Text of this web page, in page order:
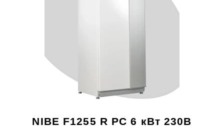
NIBE F1255 R PC 6 кВт 230В